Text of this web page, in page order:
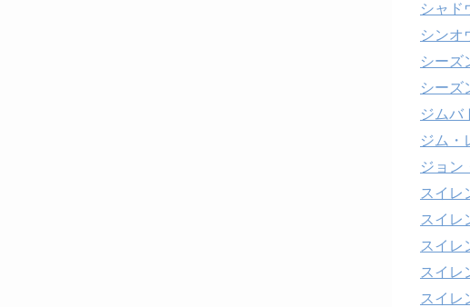
シャド
シンオ
シーズ
シーズ
ジムバ
ジム・
ジョン
スイレ
スイレ
スイレ
スイレ
スイレ